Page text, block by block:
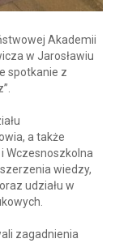
Akademii
w Jarosławiu
spotkanie z
a także
Wczesnoszkolna
wiedzy,
udziału w
zagadnienia